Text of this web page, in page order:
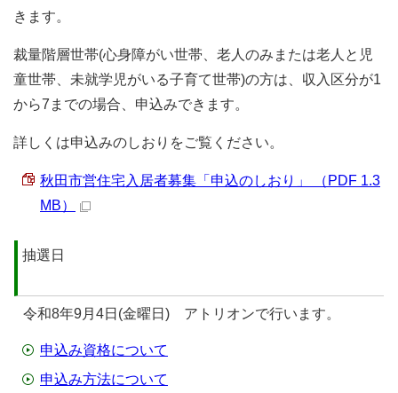
きます。
裁量階層世帯(心身障がい世帯、老人のみまたは老人と児
童世帯、未就学児がいる子育て世帯)の方は、収入区分が1
から7までの場合、申込みできます。
詳しくは申込みのしおりをご覧ください。
秋田市営住宅入居者募集「申込のしおり」 （PDF 1.3
MB）
抽選日
令和8年9月4日(金曜日) アトリオンで行います。
申込み資格について
申込み方法について